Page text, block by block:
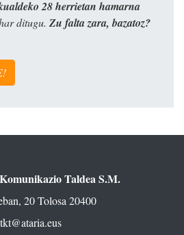
28 herrietan hamarna
ditugu. Zu falta zara, bazatoz?
Taldea S.M.
20 Tolosa 20400
tkt@ataria.eus